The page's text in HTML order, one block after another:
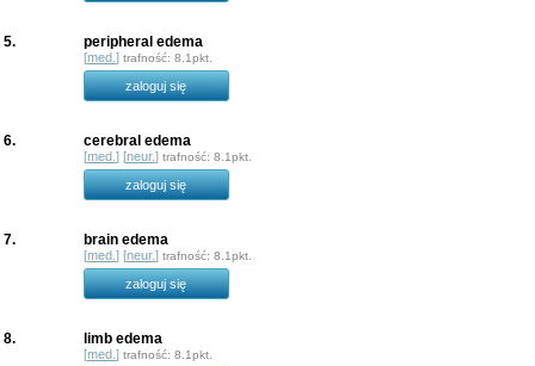
5. peripheral edema
[med. ] trafność: 8.1pkt.
zaloguj się
6. cerebral edema
[med. ] [neur.] trafność: 8.1pkt.
zaloguj się
7. brain edema
[med. ] [neur.] trafność: 8.1pkt.
zaloguj się
8. limb edema
[med. ] trafność: 8.1pkt.